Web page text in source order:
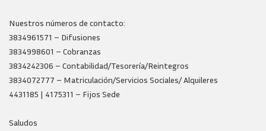
Nuestros números de contacto:
3834961571 – Difusiones
3834998601 – Cobranzas
3834242306 – Contabilidad/Tesorería/Reintegros
3834072777 – Matriculación/Servicios Sociales/ Alquileres
4431185 | 4175311 – Fijos Sede
Saludos